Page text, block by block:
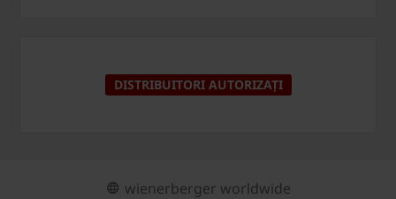
DISTRIBUITORI AUTORIZAȚI
wienerberger worldwide